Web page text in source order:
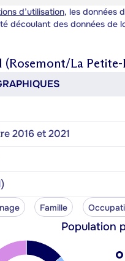
d’utilisation, les données
découlant des données de
La Petite-
2016 et 2021
Famille
Population